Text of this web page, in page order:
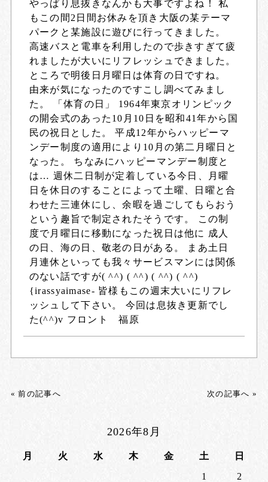
やっぱり息抜きなんかも大事ですよね！ 私
もこの間2日間お休みを頂き大阪の某テーマ
パークと某施設に遊びに行ってきました。
高速バスと電車を利用したので歩きすぎて疲
れましたが大いにリフレッシュできました。
ところで明後日月曜日は体育の日ですね。
由来が気になったのですこし調べてみまし
た。 「体育の日」 1964年東京オリンピック
の開会式のあった10月10日を昭和41年から国
民の祝日とした。 平成12年からハッピーマ
ンデー制度の適用により10月の第二月曜日と
なった。 ちなみにハッピーマンデー制度と
は… 週休二日制が定着している今日、月曜
日を休日のすることによって土曜、日曜と合
わせた三連休にし、余暇を過ごしてもらおう
という趣旨で制定されたそうです。 この制
度で月曜日に移動になった祝日は他に 成人
の日、海の日、敬老の日がある。 まあ土日
月連休といっても我々サービスマンには関係
のない話ですが( ^^) ( ^^) ( ^^) ( ^^)
{irassyaimase- 皆様もこの週末大いにリフレ
ッシュして下さい。 今回は息抜き更新でし
た(^^)v フロント 福原
« 前の記事へ 次の記事へ »
2026年8月
月 火 水 木 金 土
日
1
2